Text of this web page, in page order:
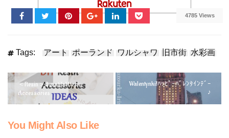
4785 Views
Tags: アート ポーランド ワルシャワ 旧市街 水彩画
＜Resin＞Beautiful Resin
Accessories
Walentynki!ﾊｯﾋﾟｰﾊﾞﾚﾝﾀｲﾝﾃﾞｰ
♪
You Might Also Like